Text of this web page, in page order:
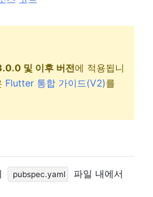
및 이후 버전에 적용됩니
Flutter 통합 가이드(V2)를
pubspec.yaml 파일 내에서